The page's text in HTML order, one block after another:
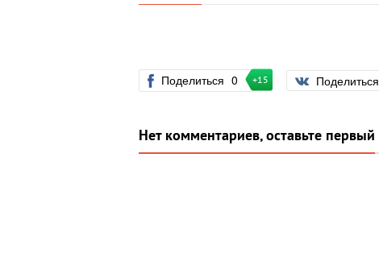
Поделиться 0 +15 Поделиться
Нет комментариев, оставьте первый